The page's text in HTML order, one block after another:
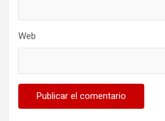
Web